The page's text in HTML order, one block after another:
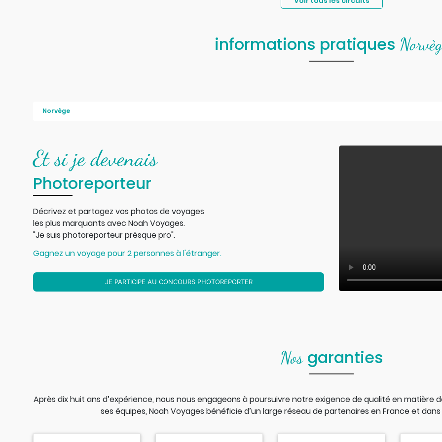
informations pratiques
Norvège
Et si je devenais
Photoreporteur
Décrivez et partagez vos photos de voyages
les plus marquants avec Noah Voyages.
"Je suis photoreporteur prèsque pro".
Gagnez un voyage pour 2 personnes à l'étranger.
JE PARTICIPE AU CONCOURS PHOTOREPORTER
Nos garanties
Après dix huit ans d’expérience, nous nous engageons à poursuivre notre exigence de qualité en
ses équipes, Noah Voyages bénéficie d’un large réseau de partenaires en France et dans